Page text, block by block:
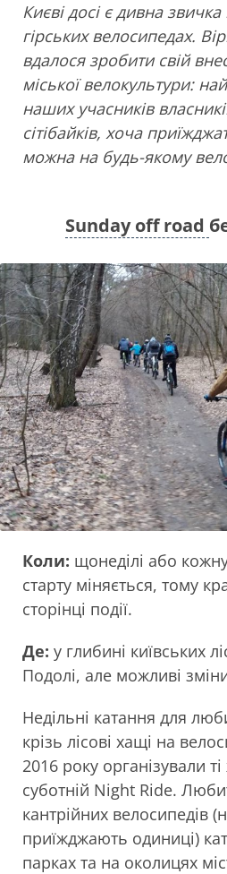
Києві досі є дивна звичка
гірських велосипедах.
вдалося зробити свій
міської велокультури:
наших учасників
сітібайків, хоча
можна на будь-якому
Sunday off road
Коли: щонеділі або
старту міняється, тому
сторінці події.
Де: у глибині київських
Подолі, але можливі
Недільні катання для
крізь лісові хащі на
2016 року організували
суботній Night Ride.
кантрійних велосипедів
приїжджають одиниці)
парках та на околицях